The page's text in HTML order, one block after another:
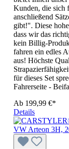
Kunden, die sich
anschließend
gibt!". Diese
dass wir das
kein Billig-
fahren ein edles
aus! Höchste
für dieses Set
Fahrerseite -
Ab 199,99 €*
Details